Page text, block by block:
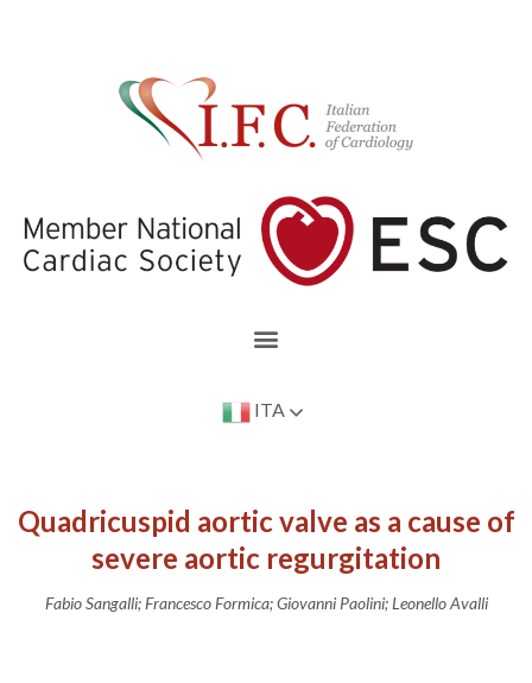
ITA
Quadricuspid aortic valve as a cause of
severe aortic regurgitation
Fabio Sangalli; Francesco Formica; Giovanni Paolini; Leonello Avalli